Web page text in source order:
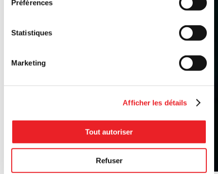
Préférences
Statistiques
Marketing
Afficher les détails
Tout autoriser
Refuser